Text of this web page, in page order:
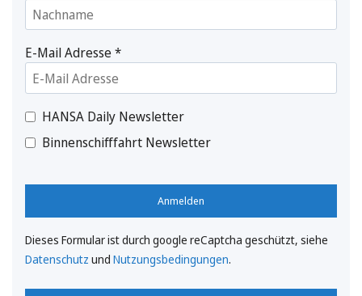
E-Mail Adresse*
HANSA Daily Newsletter
Binnenschifffahrt Newsletter
Anmelden
Dieses Formular ist durch google reCaptcha geschützt, siehe
Datenschutz und Nutzungsbedingungen.